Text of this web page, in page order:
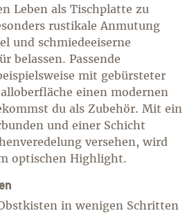
Leben als Tischplatte zu
rustikale Anmutung
und schmiedeeiserne
belassen. Passende
mit gebürsteter
einen modernen
du als Zubehör. Mit ein
und einer Schicht
versehen, wird
optischen Highlight.
in wenigen Schritten